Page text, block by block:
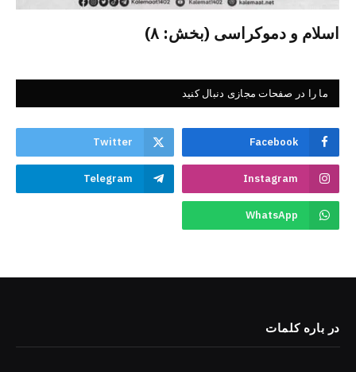
اسلام و دموکراسی (بخش: ۸)
ما را در صفحات مجازی دنبال کنید
Facebook
Twitter
Instagram
Telegram
WhatsApp
در باره کلمات